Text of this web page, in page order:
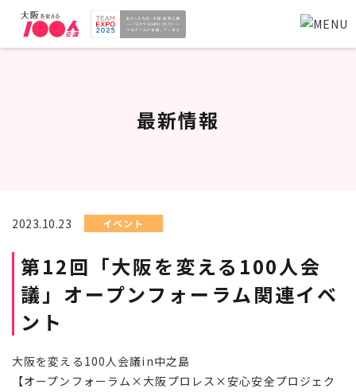
最新情報
2023.10.23 イベント
第12回「大阪を変える100人会
議」オープンフォーラム関連イベ
ント
大阪を変える100人会議in中之島
【オープンフォーラム×大阪プロレス×安心安全プロジェク